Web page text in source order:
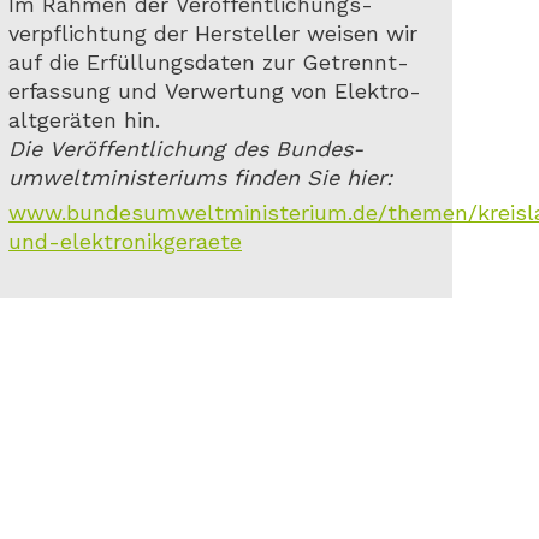
verpflichtung der Hersteller weisen wir
auf die Erfüllungsdaten zur Getrennt-
erfassung und Verwertung von Elektro-
altgeräten hin.
Die Veröffentlichung des Bundes-
umweltministeriums finden Sie hier:
www.bundesumweltministerium.de/themen/
und-elektronikgeraete